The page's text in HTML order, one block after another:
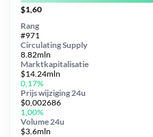
$1,60
Circulating Supply
8.82mln
Prijs wijziging 24u
$0,002686
1,00%
Marktkapitalisatie
$14.24mln
0,17%
Volume 24u
$3.6mln
Rang
#971